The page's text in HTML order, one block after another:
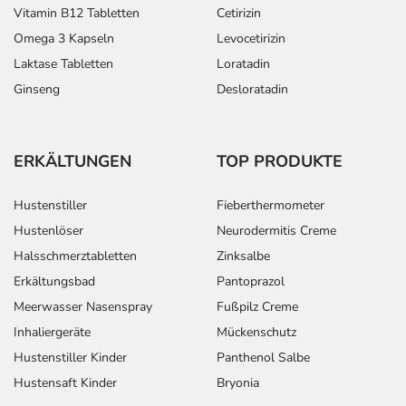
Vitamin B12 Tabletten
Omega 3 Kapseln
Laktase Tabletten
Ginseng
Cetirizin
Levocetirizin
Loratadin
Desloratadin
ERKÄLTUNGEN
Hustenstiller
Hustenlöser
Halsschmerztabletten
Erkältungsbad
Meerwasser Nasenspray
Inhaliergeräte
Hustenstiller Kinder
Hustensaft Kinder
TOP PRODUKTE
Fieberthermometer
Neurodermitis Creme
Zinksalbe
Pantoprazol
Fußpilz Creme
Mückenschutz
Panthenol Salbe
Bryonia